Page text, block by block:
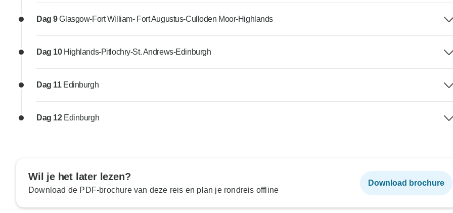
Dag 9Glasgow-Fort William- Fort Augustus-Culloden Moor-Highlands
Dag 10 Highlands-Pitlochry-St. Andrews-Edinburgh
Dag 11 Edinburgh
Dag 12 Edinburgh
Wil je het later lezen?
Download de PDF-brochure van deze reis en plan je rondreis offline
Download brochure